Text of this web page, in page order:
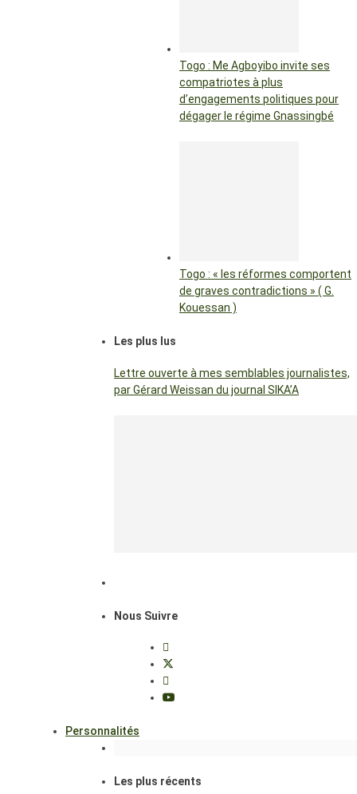
Togo : Me Agboyibo invite ses
compatriotes à plus
d’engagements politiques pour
dégager le régime Gnassingbé
Togo : « les réformes comportent
de graves contradictions » ( G.
Kouessan )
Les plus lus
Lettre ouverte à mes semblables journalistes,
par Gérard Weissan du journal SIKA’A
Nous Suivre
Personnalités
Les plus récents